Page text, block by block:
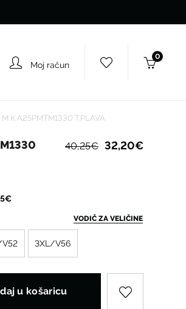
Moj račun
0
M K A25PMTM1330 T.PLAVA
40,25€ 32,20€
VODIČ ZA VELIČINE
3XL/V56
u košaricu